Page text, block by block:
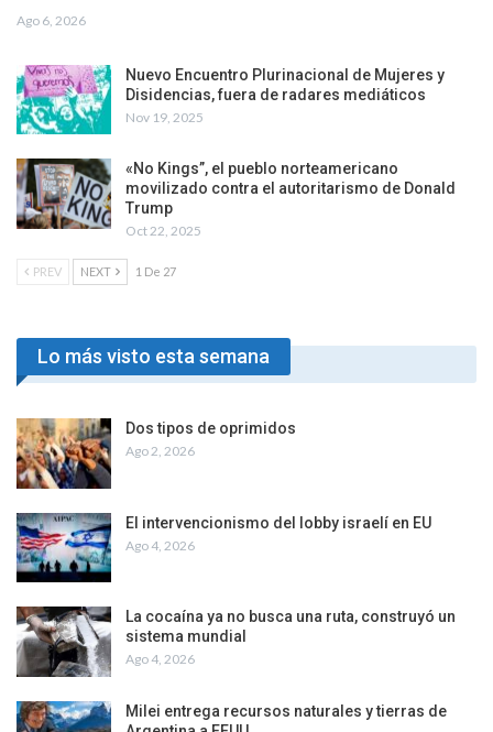
Ago 6, 2026
Nuevo Encuentro Plurinacional de Mujeres y
Disidencias, fuera de radares mediáticos
Nov 19, 2025
«No Kings”, el pueblo norteamericano
movilizado contra el autoritarismo de Donald
Trump
Oct 22, 2025
PREV NEXT 1 De 27
Lo más visto esta semana
Dos tipos de oprimidos
Ago 2, 2026
El intervencionismo del lobby israelí en EU
Ago 4, 2026
La cocaína ya no busca una ruta, construyó un
sistema mundial
Ago 4, 2026
Milei entrega recursos naturales y tierras de